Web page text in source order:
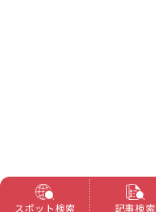
スポット検索 記事検索